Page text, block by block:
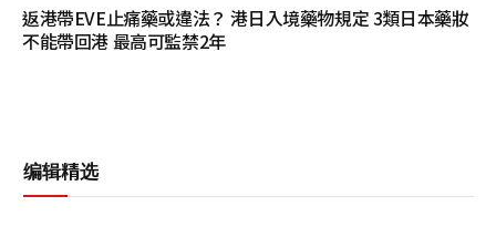
返港帶EVE止痛藥或違法？ 港日入境藥物規定 3類日本藥妝
不能帶回港 最高可監禁2年
编辑精选